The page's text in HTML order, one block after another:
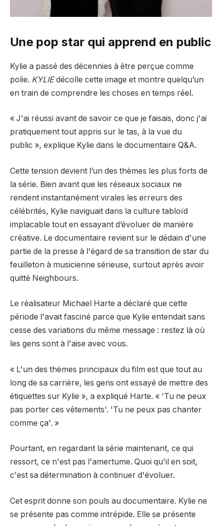
Une pop star qui apprend en public
Kylie a passé des décennies à être perçue comme
polie. KYLIEdécolle cette image et montre quelqu’un
en train de comprendre les choses en temps réel.
« J'ai réussi avant de savoir ce que je faisais, donc j'ai
pratiquement tout appris sur le tas, à la vue du
public », explique Kylie dans le documentaire Q&A.
Cette tension devient l’un des thèmes les plus forts de
la série. Bien avant que les réseaux sociaux ne
rendent instantanément virales les erreurs des
célébrités, Kylie naviguait dans la culture tabloïd
implacable tout en essayant d’évoluer de manière
créative. Le documentaire revient sur le dédain d'une
partie de la presse à l'égard de sa transition de star du
feuilleton à musicienne sérieuse, surtout après avoir
quitté Neighbours.
Le réalisateur Michael Harte a déclaré que cette
période l'avait fasciné parce que Kylie entendait sans
cesse des variations du même message : restez là où
les gens sont à l'aise avec vous.
« L'un des thèmes principaux du film est que tout au
long de sa carrière, les gens ont essayé de mettre des
étiquettes sur Kylie », a expliqué Harte. « 'Tu ne peux
pas porter ces vêtements'. 'Tu ne peux pas chanter
comme ça'. »
Pourtant, en regardant la série maintenant, ce qui
ressort, ce n'est pas l'amertume. Quoi qu'il en soit,
c'est sa détermination à continuer d'évoluer.
Cet esprit donne son pouls au documentaire. Kylie ne
se présente pas comme intrépide. Elle se présente